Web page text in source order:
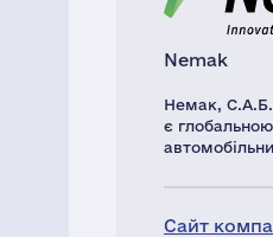
Nemak
Немак, С.А.Б.
є
Сайт